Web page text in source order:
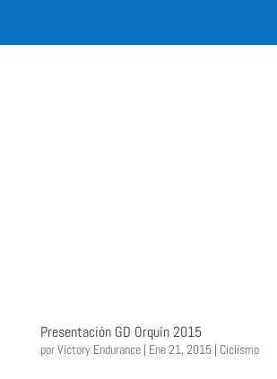
Presentación GD Orquín 2015
porVictory Endurance| Ene 21, 2015| Ciclismo